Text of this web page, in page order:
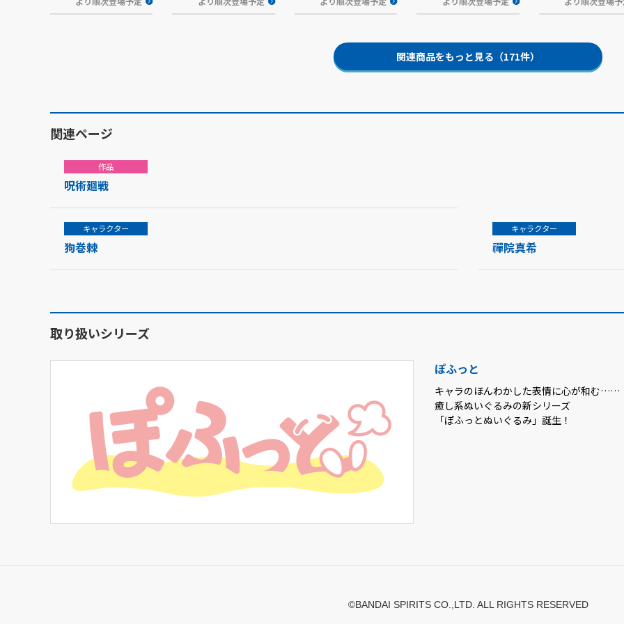
関連商品をもっと見る（171件）
関連ページ
作品
呪術廻戦
キャラクター
狗巻棘
キャラクター
禪院真希
取り扱いシリーズ
ぽふっと
キャラのほんわかした表情に心が和む……
癒し系ぬいぐるみの新シリーズ
「ぽふっとぬいぐるみ」誕生！
©BANDAI SPIRITS CO.,LTD. ALL RIGHTS RESERVED